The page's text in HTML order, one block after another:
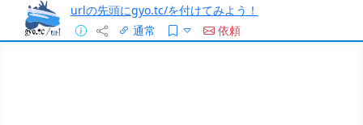
urlの先頭にgyo.tc/を付けてみよう！
通常
依頼